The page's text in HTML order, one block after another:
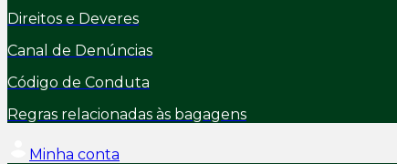
Direitos e Deveres
Canal de Denúncias
Código de Conduta
Regras relacionadas às bagagens
Minha conta